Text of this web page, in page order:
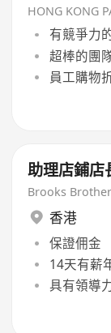
HONG KONG
有競爭力
超棒的團
員工購物
助理店鋪
Brooks
香港
保證佣金
14天有薪
具有領導